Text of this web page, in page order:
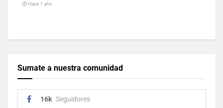
Hace 1 año
Sumate a nuestra comunidad
16k Seguidores